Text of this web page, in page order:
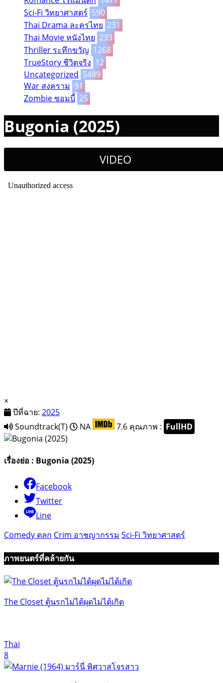
Sci-Fi วิทยาศาสตร์ 590
Thai Drama ละครไทย 231
Thai Movie หนังไทย 233
Thriller ระทึกขวัญ 1268
TrueStory ชีวิตจริง 12
Uncategorized 5489
War สงคราม 91
Zombie ซอมบี้ 25
Bugonia (2025)
VIDEO
×
ปีที่ฉาย: 2025
Soundtrack(T)
NA 7.6 คุณภาพ : FullHD
เรื่องย่อ : Bugonia (2025)
Facebook
Twitter
Line
Comedy ตลก Crim อาชญากรรม Sci-Fi วิทยาศาสตร์
ภาพยนตร์ที่คล้ายกัน
The Closet ตู้นรกไม่ได้ผุดไม่ได้เกิด
Thai
8